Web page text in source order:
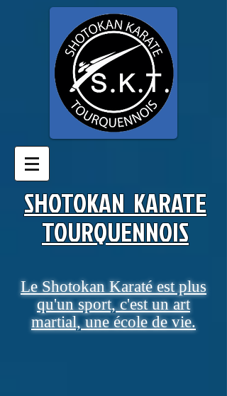
SHOTOKAN KARATE
TOURQUENNOIS​
Le Shotokan Karaté est plus
qu'un sport, c'est un art
martial, une école de vie.